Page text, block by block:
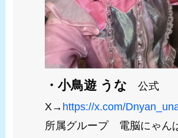
・小鳥遊 うな 公式
X→ https://x.com/
所属グループ 電脳にゃん